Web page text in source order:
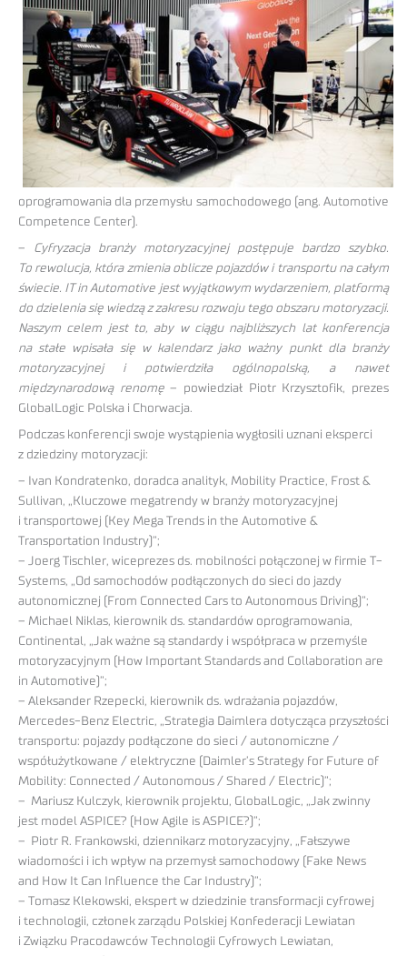
oprogramowania dla przemysłu samochodowego (ang. Automotive
Competence Center).
– Cyfryzacja branży motoryzacyjnej postępuje bardzo szybko.
To rewolucja, która zmienia oblicze pojazdów i transportu na całym
świecie. IT in Automotive jest wyjątkowym wydarzeniem, platformą
do dzielenia się wiedzą z zakresu rozwoju tego obszaru motoryzacji.
Naszym celem jest to, aby w ciągu najbliższych lat konferencja
na stałe wpisała się w kalendarz jako ważny punkt dla branży
motoryzacyjnej i potwierdziła ogólnopolską, a nawet
międzynarodową renomę– powiedział Piotr Krzysztofik, prezes
GlobalLogic Polska i Chorwacja.
Podczas konferencji swoje wystąpienia wygłosili uznani eksperci
z dziedziny motoryzacji:
– Ivan Kondratenko, doradca analityk, Mobility Practice, Frost &
Sullivan, „Kluczowe megatrendy w branży motoryzacyjnej
i transportowej (Key Mega Trends in the Automotive &
Transportation Industry)”;
– Joerg Tischler, wiceprezes ds. mobilności połączonej w firmie T-
Systems, „Od samochodów podłączonych do sieci do jazdy
autonomicznej (From Connected Cars to Autonomous Driving)”;
– Michael Niklas, kierownik ds. standardów oprogramowania,
Continental, „Jak ważne są standardy i współpraca w przemyśle
motoryzacyjnym (How Important Standards and Collaboration are
in Automotive)”;
– Aleksander Rzepecki, kierownik ds. wdrażania pojazdów,
Mercedes-Benz Electric, „Strategia Daimlera dotycząca przyszłości
transportu: pojazdy podłączone do sieci / autonomiczne /
współużytkowane / elektryczne (Daimler’s Strategy for Future of
Mobility: Connected / Autonomous / Shared / Electric)”;
– Mariusz Kulczyk, kierownik projektu, GlobalLogic, „Jak zwinny
jest model ASPICE? (How Agile is ASPICE?)”;
– Piotr R. Frankowski, dziennikarz motoryzacyjny, „Fałszywe
wiadomości i ich wpływ na przemysł samochodowy (Fake News
and How It Can Influence the Car Industry)”;
– Tomasz Klekowski, ekspert w dziedzinie transformacji cyfrowej
i technologii, członek zarządu Polskiej Konfederacji Lewiatan
i Związku Pracodawców Technologii Cyfrowych Lewiatan,